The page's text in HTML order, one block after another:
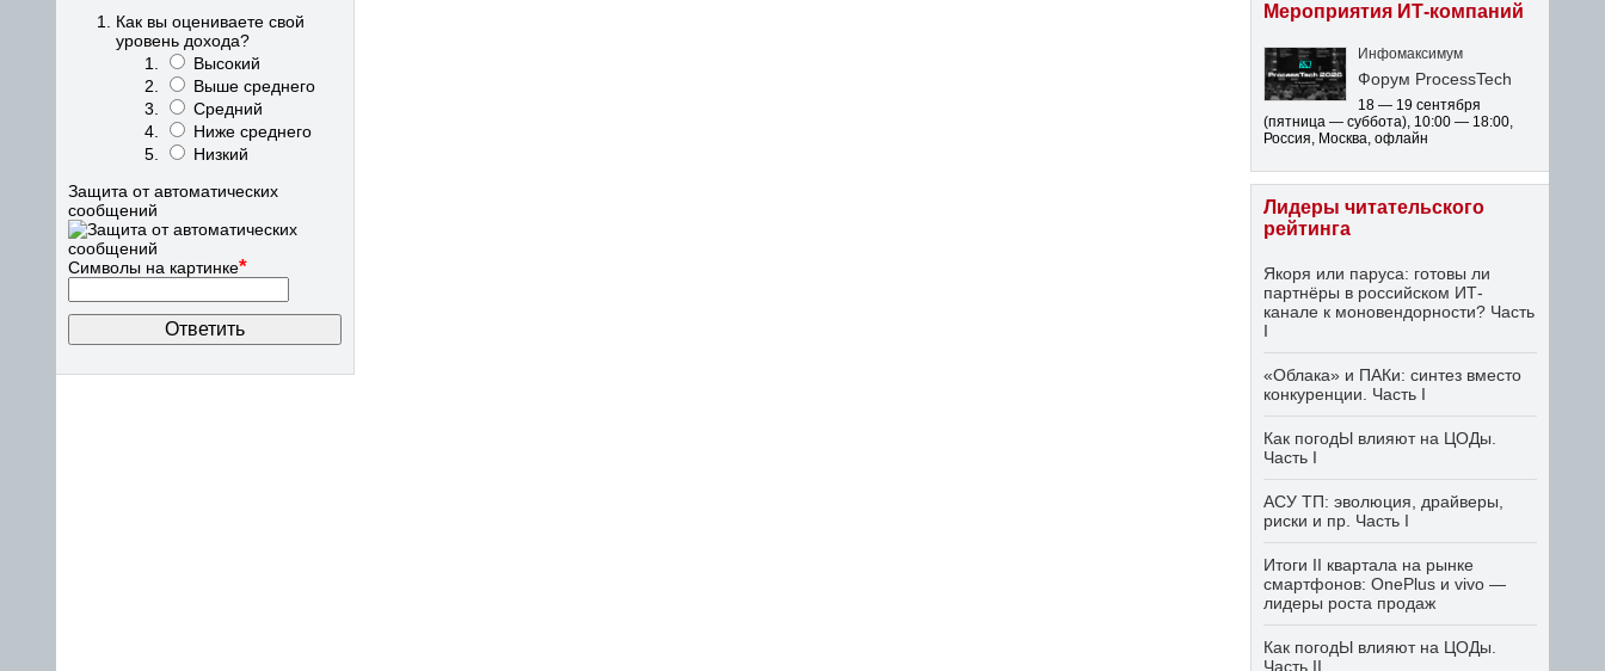
Как вы оцениваете свой
уровень дохода?
Высокий
Выше среднего
Средний
Ниже среднего
Низкий
Защита от автоматических
сообщений
Символы на картинке*
Мероприятия ИТ-компаний
Инфомаксимум
Форум ProcessTech
18 — 19 сентября
(пятница — суббота), 10:00 — 18:00,
Россия, Москва, офлайн
Лидеры читательского
рейтинга
Якоря или паруса: готовы ли
партнёры в российском ИТ-
канале к моновендорности? Часть
I
«Облака» и ПАКи: синтез вместо
конкуренции. Часть I
Как погодЫ влияют на ЦОДы.
Часть I
АСУ ТП: эволюция, драйверы,
риски и пр. Часть I
Итоги II квартала на рынке
смартфонов: OnePlus и vivo —
лидеры роста продаж
Как погодЫ влияют на ЦОДы.
Часть II